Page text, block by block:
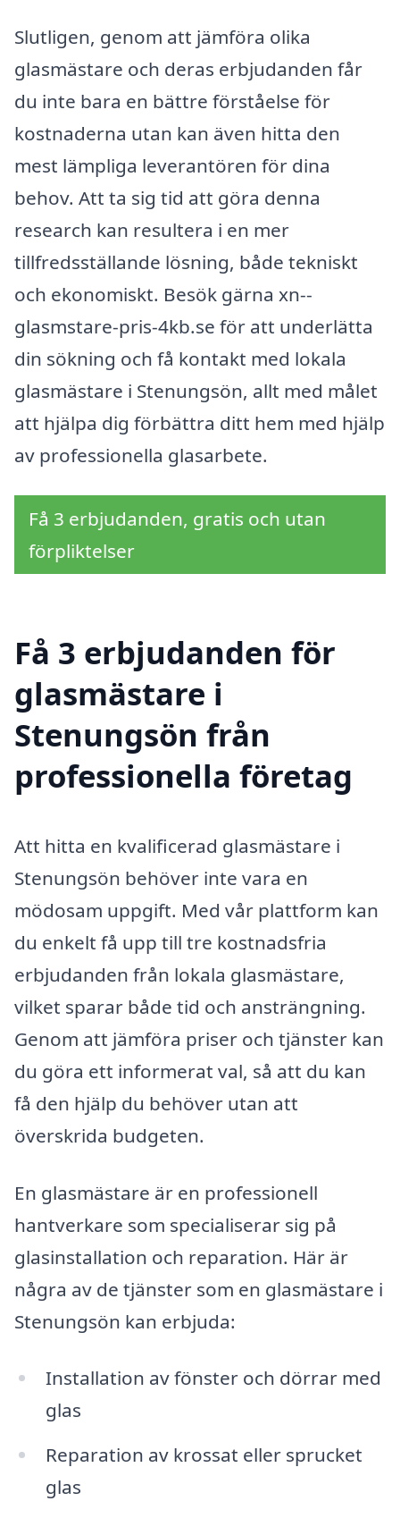
Slutligen, genom att jämföra olika
glasmästare och deras erbjudanden får
du inte bara en bättre förståelse för
kostnaderna utan kan även hitta den
mest lämpliga leverantören för dina
behov. Att ta sig tid att göra denna
research kan resultera i en mer
tillfredsställande lösning, både tekniskt
och ekonomiskt. Besök gärna xn--
glasmstare-pris-4kb.se för att underlätta
din sökning och få kontakt med lokala
glasmästare i Stenungsön, allt med målet
att hjälpa dig förbättra ditt hem med hjälp
av professionella glasarbete.
Få 3 erbjudanden, gratis och utan
förpliktelser
Få 3 erbjudanden för
glasmästare i
Stenungsön från
professionella företag
Att hitta en kvalificerad glasmästare i
Stenungsön behöver inte vara en
mödosam uppgift. Med vår plattform kan
du enkelt få upp till tre kostnadsfria
erbjudanden från lokala glasmästare,
vilket sparar både tid och ansträngning.
Genom att jämföra priser och tjänster kan
du göra ett informerat val, så att du kan
få den hjälp du behöver utan att
överskrida budgeten.
En glasmästare är en professionell
hantverkare som specialiserar sig på
glasinstallation och reparation. Här är
några av de tjänster som en glasmästare i
Stenungsön kan erbjuda:
Installation av fönster och dörrar med
glas
Reparation av krossat eller sprucket
glas